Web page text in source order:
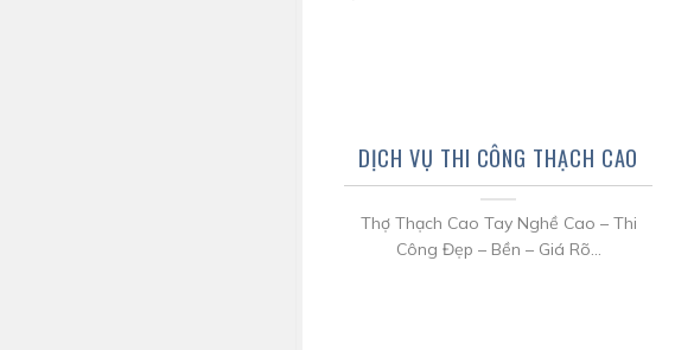
DỊCH VỤ THI CÔNG THẠCH CAO
Thợ Thạch Cao Tay Nghề Cao – Thi
Công Đẹp – Bền – Giá Rõ...